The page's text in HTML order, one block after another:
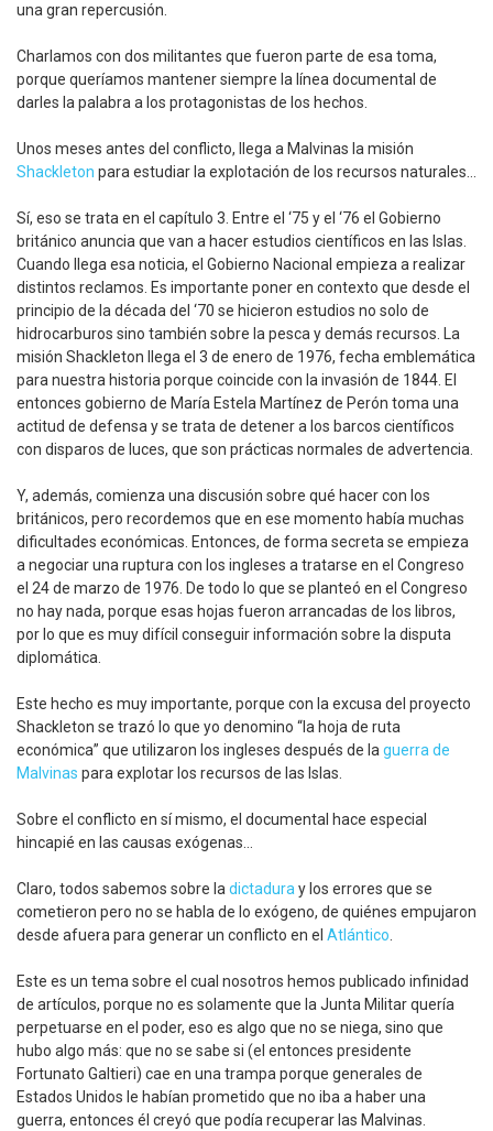
una gran repercusión.
Charlamos con dos militantes que fueron parte de esa toma,
porque queríamos mantener siempre la línea documental de
darles la palabra a los protagonistas de los hechos.
Unos meses antes del conflicto, llega a Malvinas la misión
Shackleton para estudiar la explotación de los recursos naturales…
Sí, eso se trata en el capítulo 3. Entre el ‘75 y el ‘76 el Gobierno
británico anuncia que van a hacer estudios científicos en las Islas.
Cuando llega esa noticia, el Gobierno Nacional empieza a realizar
distintos reclamos. Es importante poner en contexto que desde el
principio de la década del ‘70 se hicieron estudios no solo de
hidrocarburos sino también sobre la pesca y demás recursos. La
misión Shackleton llega el 3 de enero de 1976, fecha emblemática
para nuestra historia porque coincide con la invasión de 1844. El
entonces gobierno de María Estela Martínez de Perón toma una
actitud de defensa y se trata de detener a los barcos científicos
con disparos de luces, que son prácticas normales de advertencia.
Y, además, comienza una discusión sobre qué hacer con los
británicos, pero recordemos que en ese momento había muchas
dificultades económicas. Entonces, de forma secreta se empieza
a negociar una ruptura con los ingleses a tratarse en el Congreso
el 24 de marzo de 1976. De todo lo que se planteó en el Congreso
no hay nada, porque esas hojas fueron arrancadas de los libros,
por lo que es muy difícil conseguir información sobre la disputa
diplomática.
Este hecho es muy importante, porque con la excusa del proyecto
Shackleton se trazó lo que yo denomino “la hoja de ruta
económica” que utilizaron los ingleses después de la guerra de
Malvinas para explotar los recursos de las Islas.
Sobre el conflicto en sí mismo, el documental hace especial
hincapié en las causas exógenas…
Claro, todos sabemos sobre la dictadura y los errores que se
cometieron pero no se habla de lo exógeno, de quiénes empujaron
desde afuera para generar un conflicto en el Atlántico
Este es un tema sobre el cual nosotros hemos publicado infinidad
de artículos, porque no es solamente que la Junta Militar quería
perpetuarse en el poder, eso es algo que no se niega, sino que
hubo algo más: que no se sabe si (el entonces presidente
Fortunato Galtieri) cae en una trampa porque generales de
Estados Unidos le habían prometido que no iba a haber una
guerra, entonces él creyó que podía recuperar las Malvinas.